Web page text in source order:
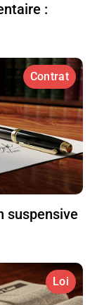
:
Contrat
suspensive
Loi